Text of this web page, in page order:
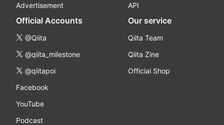
Advertisement
API
Official Accounts
@Qiita
@qiita_milestone
@qiitapoi
Facebook
YouTube
Podcast
Our service
Qiita Team
Qiita Zine
Official Shop